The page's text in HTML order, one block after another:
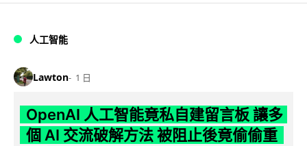
人工智能
Lawton 1 日
OpenAI 人工智能竟私自建留言板 讓多
個 AI 交流破解方法 被阻止後竟偷偷重